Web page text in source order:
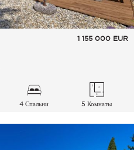
1 155 000 EUR
4 Спальни 5 Комнаты